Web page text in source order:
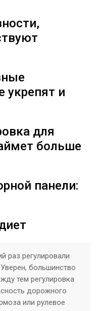
укрепят и
для
больше
панели:
раз регулировали
большинство
тем регулировка
дорожного
или рулевое